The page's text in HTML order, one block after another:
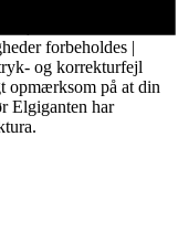
2. - 2300
forbeholdes |
og korrekturfejl
opmærksom på at din
Elgiganten har